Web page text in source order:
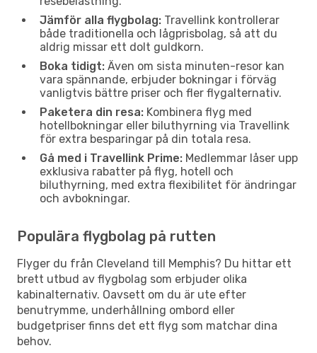
Jämför alla flygbolag: Travellink kontrollerar
både traditionella och lågprisbolag, så att du
aldrig missar ett dolt guldkorn.
Boka tidigt: Även om sista minuten-resor kan
vara spännande, erbjuder bokningar i förväg
vanligtvis bättre priser och fler flygalternativ.
Paketera din resa: Kombinera flyg med
hotellbokningar eller biluthyrning via Travellink
för extra besparingar på din totala resa.
Gå med i Travellink Prime: Medlemmar låser upp
exklusiva rabatter på flyg, hotell och
biluthyrning, med extra flexibilitet för ändringar
och avbokningar.
Populära flygbolag på rutten
Flyger du från Cleveland till Memphis? Du hittar ett
brett utbud av flygbolag som erbjuder olika
kabinalternativ. Oavsett om du är ute efter
benutrymme, underhållning ombord eller
budgetpriser finns det ett flyg som matchar dina
behov.